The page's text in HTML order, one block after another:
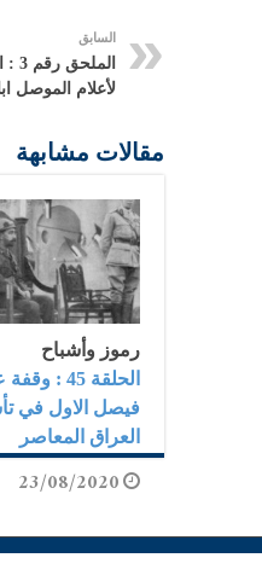
السابق
لأعلام الموصل
مقالات مشابهة
رموز وأشباح
الحلقة 45 :
فيصل الاول في
العراق المعاصر
23/08/2020